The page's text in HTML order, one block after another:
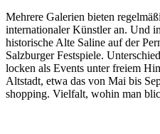
Mehrere Galerien bieten
internationaler Künstler an. Und
historische Alte Saline auf der
Salzburger Festspiele.
locken als Events unter freiem
Altstadt, etwa das von Mai bis
shopping. Vielfalt, wohin man